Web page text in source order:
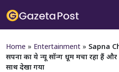
Home » Entertainment » Sapna
सपना का ये न्यू सॉन्ग धूम मचा रहा हैं
साथ देखा गया